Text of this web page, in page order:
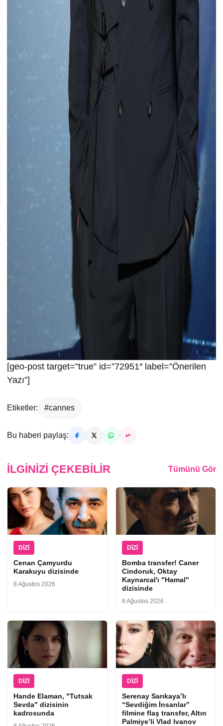
[geo-post target=”true” id=”72951″ label=”Önerilen
Yazı”]
Etiketler: #cannes
Bu haberi paylaş:
İLGINIZI ÇEKEBILIR Tümünü Gör
DIZI
Cenan Çamyurdu
Karakuyu dizisinde
8 Ağustos 2026
DIZI
Bomba transfer! Caner
Cindoruk, Oktay
Kaynarcal'ı "Hamal"
dizisinde
8 Ağustos 2026
DIZI
Hande Elaman, "Tutsak
Sevda" dizisinin
kadrosunda
DIZI
Serenay Sarıkaya’lı
“Sevdiğim İnsanlar”
filmine flaş transfer, Altın
Palmiye’li Vlad Ivanov